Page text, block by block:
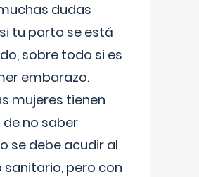
dudas
tu parto se está
sobre todo si es
embarazo.
mujeres tienen
no saber
se debe acudir al
sanitario, pero con